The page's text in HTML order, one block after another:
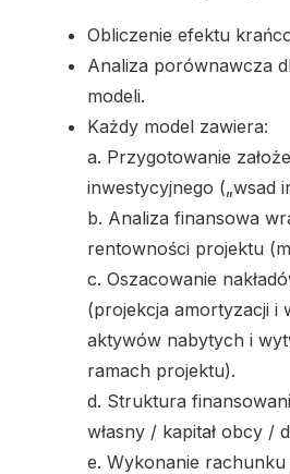
Obliczenie efektu
Analiza porównawcza
modeli.
Każdy model zawiera:
a. Przygotowanie
inwestycyjnego („wsad
b. Analiza finansowa
rentowności projektu
c. Oszacowanie
(projekcja amortyzacji i
aktywów nabytych i
ramach projektu).
d. Struktura
własny / kapitał obcy /
e. Wykonanie